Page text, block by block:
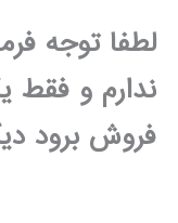
لطفا توجه
ندارم و
فروش برود